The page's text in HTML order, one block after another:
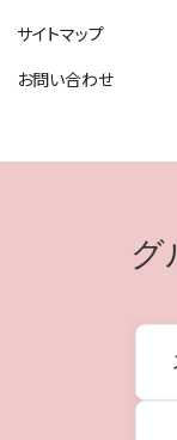
サイトマップ
お問い合わせ
グ